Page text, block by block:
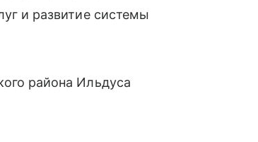
и развитие системы
района Ильдуса